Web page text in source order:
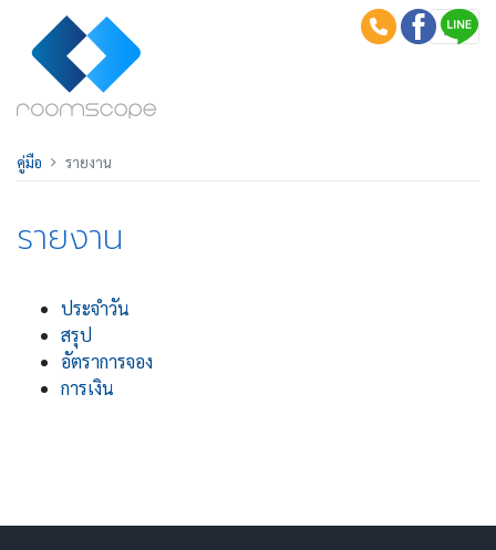
คู่มือ รายงาน
รายงาน
ประจำวัน
สรุป
อัตราการจอง
การเงิน